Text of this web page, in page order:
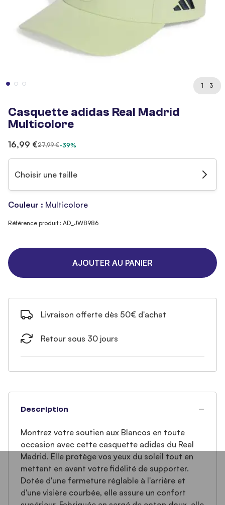
1 - 3
Casquette adidas Real Madrid
Multicolore
16,99 €27,99 €-39%
Choisir une taille
Couleur : Multicolore
Référence produit : AD_JW8986
AJOUTER AU PANIER
Livraison offerte dès 50€ d'achat
Retour sous 30 jours
Description
Montrez votre soutien aux Blancos en toute
occasion avec cette casquette adidas du Real
Madrid. Elle protège vos yeux du soleil tout en
mettant en avant votre fidélité de supporter.
Dotée d'une fermeture réglable à l'arrière et
d'une visière courbée, elle assure un confort